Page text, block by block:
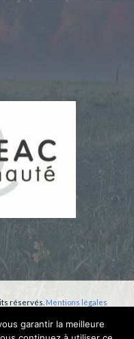
réservés. Mentions légales
garantir la meilleure